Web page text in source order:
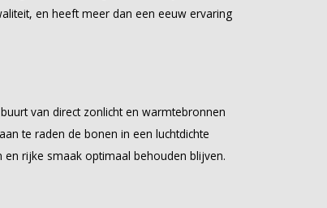
en heeft meer dan een eeuw ervaring
van direct zonlicht en warmtebronnen
te raden de bonen in een luchtdichte
rijke smaak optimaal behouden blijven.